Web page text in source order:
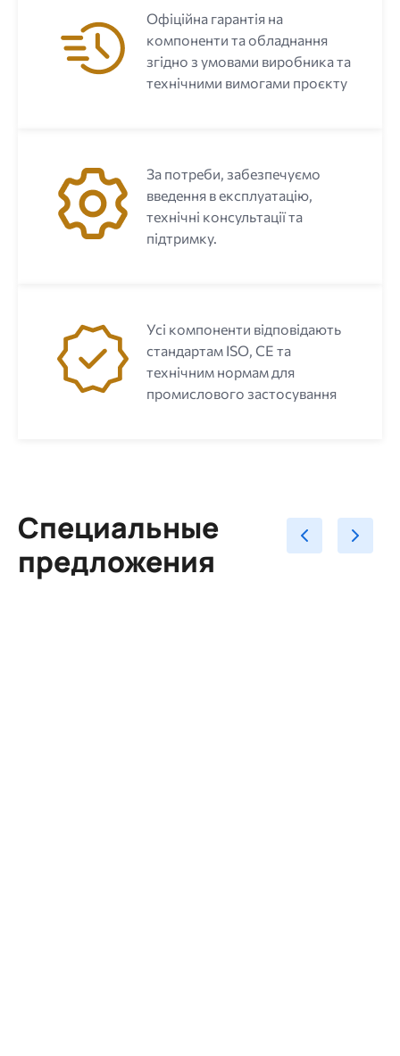
Офіційна гарантія на
компоненти та обладнання
згідно з умовами виробника та
технічними вимогами проєкту
За потреби, забезпечуємо
введення в експлуатацію,
технічні консультації та
підтримку.
Усі компоненти відповідають
стандартам ISO, CE та
технічним нормам для
промислового застосування
Специальные
предложения